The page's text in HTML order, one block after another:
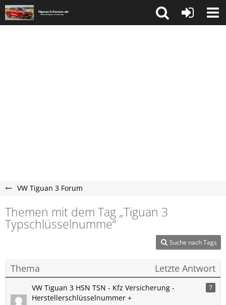
VW Tiguan 3 Forum
Themen mit dem Tag „Tiguan 3​​​​
Typschlüsselnumme“
Suche nach Tags
Thema Letzte Antwort
VW Tiguan 3 HSN TSN - Kfz Versicherung -
Herstellerschlüsselnummer +
7